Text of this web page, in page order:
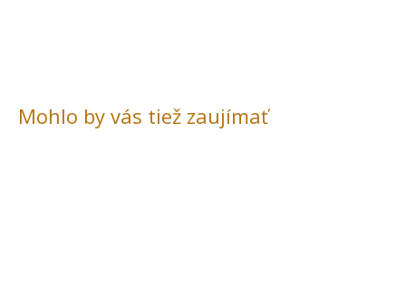
Mohlo by vás tiež zaujímať